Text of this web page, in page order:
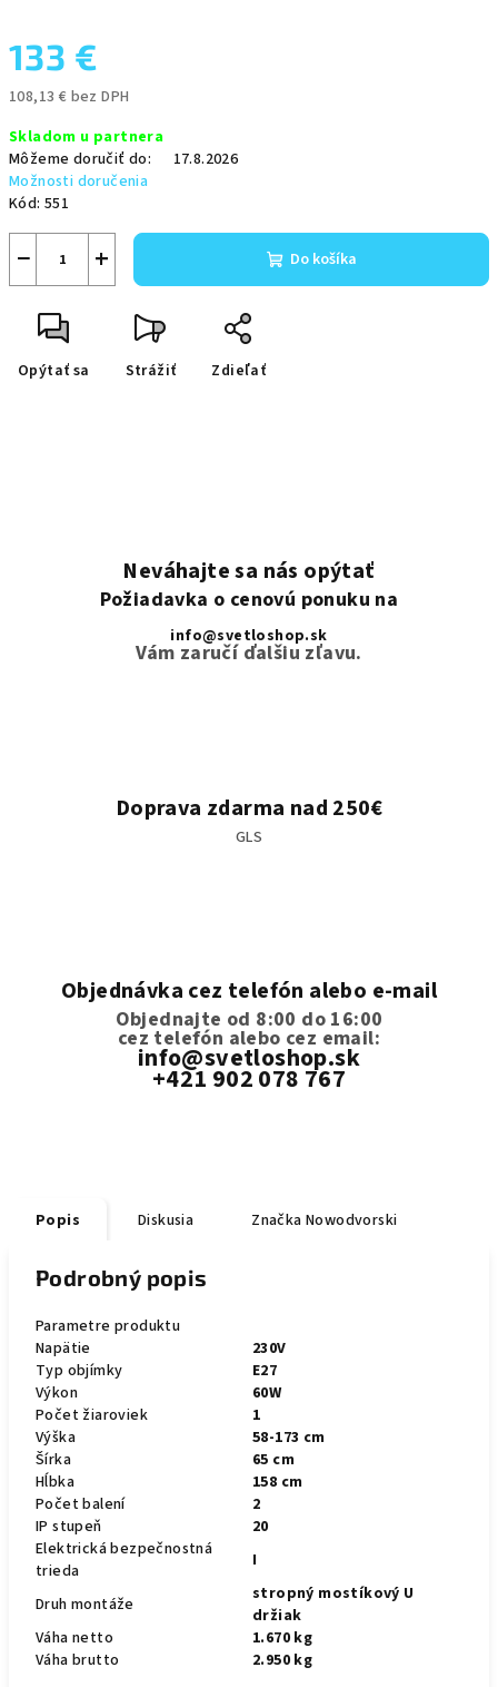
133 €
108,13 € bez DPH
cena:
Skladom u partnera
Môžeme doručiť do:
17.8.2026
Možnosti doručenia
Kód: 551
+
− Do košíka
Opýtať sa Strážiť Zdieľať
Neváhajte sa nás opýtať
Požiadavka o cenovú ponuku na
info@svetloshop.sk
Vám zaručí ďalšiu zľavu.
Doprava zdarma nad 250€
GLS
Objednávka cez telefón alebo e-mail
Objednajte od 8:00 do 16:00
cez telefón alebo cez email:
info@svetloshop.sk
+421 902 078 767
Popis Diskusia Značka Nowodvorski
Podrobný popis
Parametre produktu
Napätie
230V
Typ objímky
E27
Výkon
60W
Počet žiaroviek
1
Výška
58-173 cm
Šírka
65 cm
Hĺbka
158 cm
Počet balení
2
IP stupeň
20
Elektrická bezpečnostná
trieda
I
Druh montáže
stropný mostíkový U
držiak
Váha netto
1.670 kg
Váha brutto
2.950 kg